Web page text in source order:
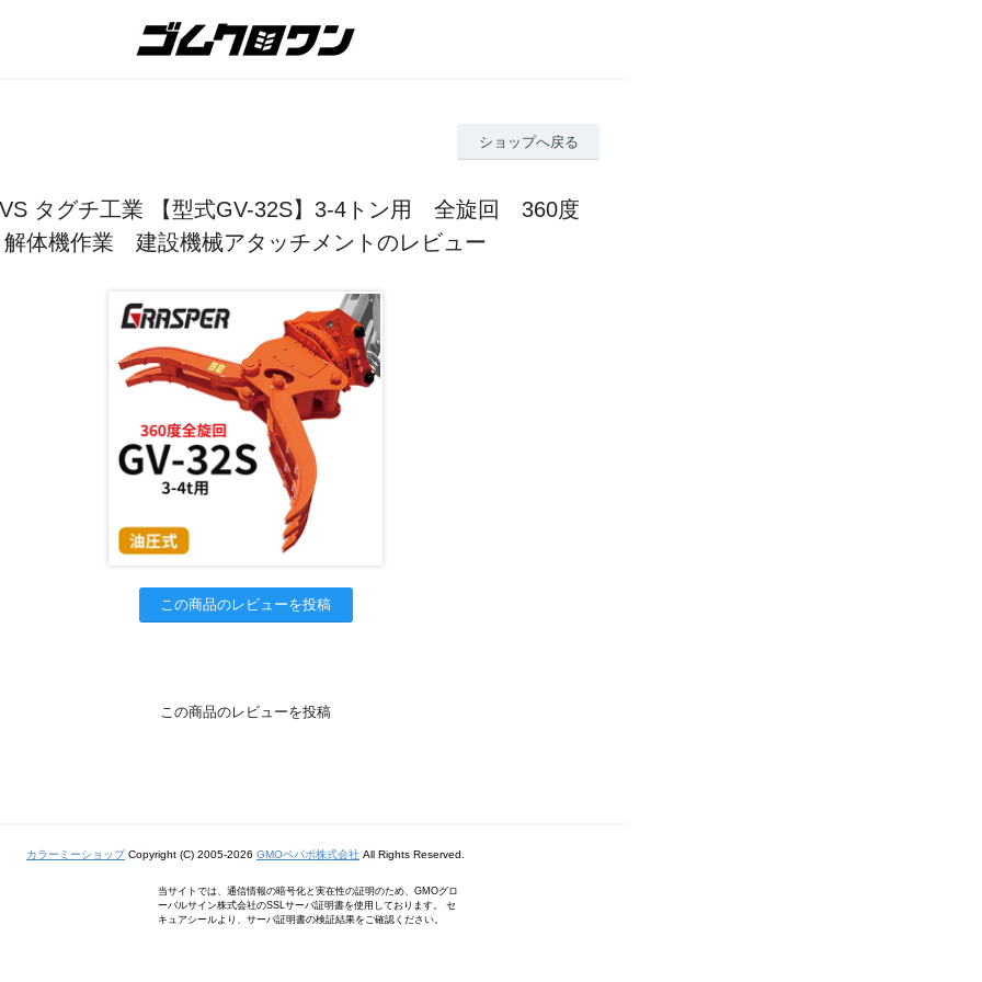
ショップへ戻る
VS タグチ工業 【型式GV-32S】3-4トン用 全旋回 360度
解体機作業 建設機械アタッチメントのレビュー
この商品のレビューを投稿
この商品のレビューを投稿
カラーミーショップCopyright (C) 2005-2026 GMOペパボ株式会社 All Rights Reserved.
当サイトでは、通信情報の暗号化と実在性の証明のため、GMOグロ
ーバルサイン株式会社のSSLサーバ証明書を使用しております。 セ
キュアシールより、サーバ証明書の検証結果をご確認ください。